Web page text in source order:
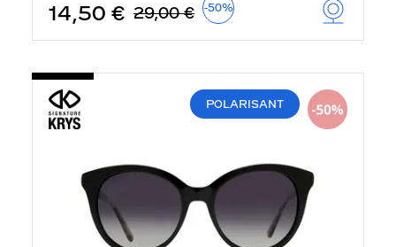
14,50 € 29,00 € -50%
POLARISANT